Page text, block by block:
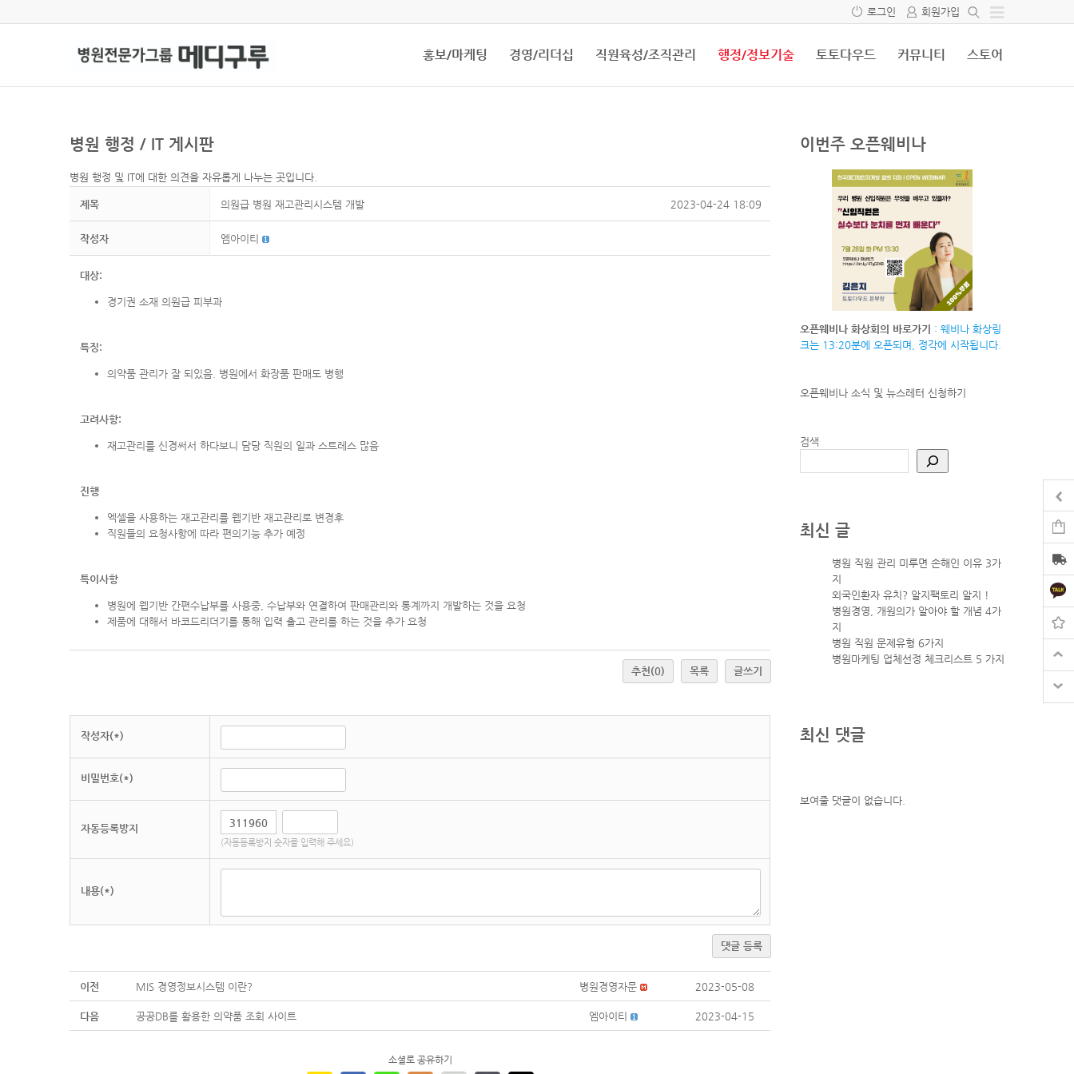
로그인 회원가입
홍보/마케팅 경영/리더십 직원육성/조직관리 행정/정보기술 토토다우드 커뮤니티 스토어
병원 행정 / IT 게시판
병원 행정 및 IT에 대한 의견을 자유롭게 나누는 곳입니다.
제목 의원급 병원 재고관리시스템 개발 2023-04-24 18:09
작성자 엠아이티
대상:
경기권 소재 의원급 피부과
특징:
의약품 관리가 잘 되있음. 병원에서 화장품 판매도 병행
고려사항:
재고관리를 신경써서 하다보니 담당 직원의 일과 스트레스 많음
진행
엑셀을 사용하는 재고관리를 웹기반 재고관리로 변경후
직원들의 요청사항에 따라 편의기능 추가 예정
특이사항
병원에 웹기반 간편수납부를 사용중, 수납부와 연결하여 판매관리와 통계까지 개발하는 것을 요청
제품에 대해서 바코드리더기를 통해 입력 출고 관리를 하는 것을 추가 요청
추천(0) 목록 글쓰기
작성자(*)
비밀번호(*)
자동등록방지
(자동등록방지 숫자를 입력해 주세요)
내용(*)
댓글 등록
이전 MIS 경영정보시스템 이란? 병원경영자문 2023-05-08
다음 공공DB를 활용한 의약품 조회 사이트 엠아이티 2023-04-15
소셜로 공유하기
이번주 오픈웨비나
오픈웨비나 화상회의 바로가기
: 웨비나 화상링
크는 13:20분에 오픈되며, 정각에 시작됩니다.
오픈웨비나 소식 및 뉴스레터 신청하기
검색
최신 글
병원 직원 관리 미루면 손해인 이유 3가
지
외국인환자 유치? 알지팩토리 알지 !
병원경영, 개원의가 알아야 할 개념 4가
지
병원 직원 문제유형 6가지
병원마케팅 업체선정 체크리스트 5 가지
최신 댓글
보여줄 댓글이 없습니다.